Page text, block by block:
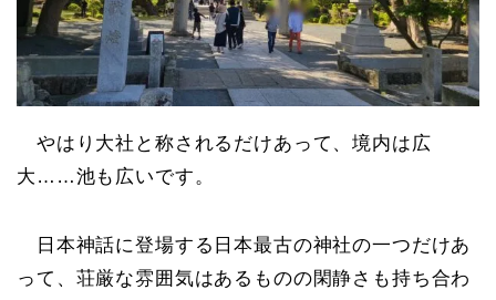
やはり大社と称されるだけあって、境内は広
大……池も広いです。
日本神話に登場する日本最古の神社の一つだけあ
って、荘厳な雰囲気はあるものの閑静さも持ち合わ